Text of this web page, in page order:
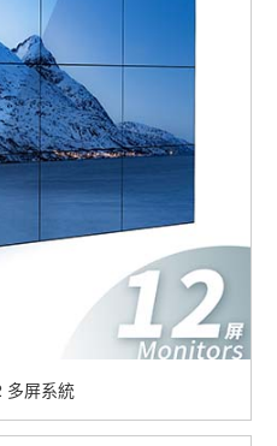
多屏系統